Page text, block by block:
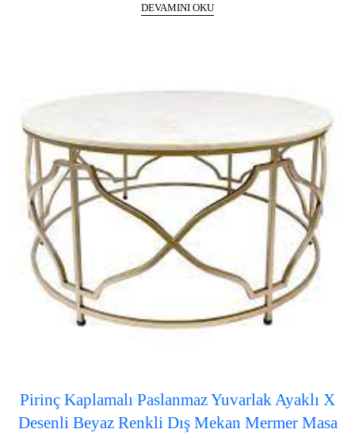
DEVAMINI OKU
Pirinç Kaplamalı Paslanmaz Yuvarlak Ayaklı X
Desenli Beyaz Renkli Dış Mekan Mermer Masa